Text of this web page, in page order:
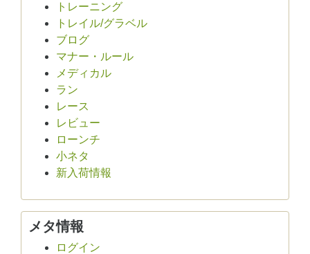
トレーニング
トレイル/グラベル
ブログ
マナー・ルール
メディカル
ラン
レース
レビュー
ローンチ
小ネタ
新入荷情報
メタ情報
ログイン